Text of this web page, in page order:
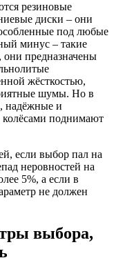
резиновые
диски – они
под любые
минус – такие
они предназначены
жёсткостью,
шумы. Но в
надёжные и
колёсами поднимают
если выбор пал на
неровностей на
5%, а если в
не должен
выбора,